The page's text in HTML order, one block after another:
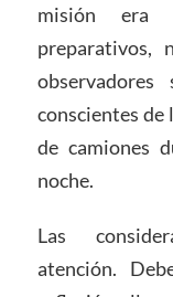
misión era
preparativos,
conscientes de
de camiones
noche.
Las
atención.